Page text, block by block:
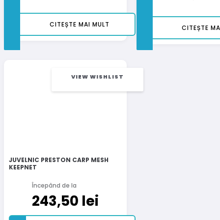
CITEȘTE MAI MULT CITEȘTE
VIEW WISHLIST
JUVELNIC PRESTON CARP MESH
KEEPNET
Începând de la
243,50 lei